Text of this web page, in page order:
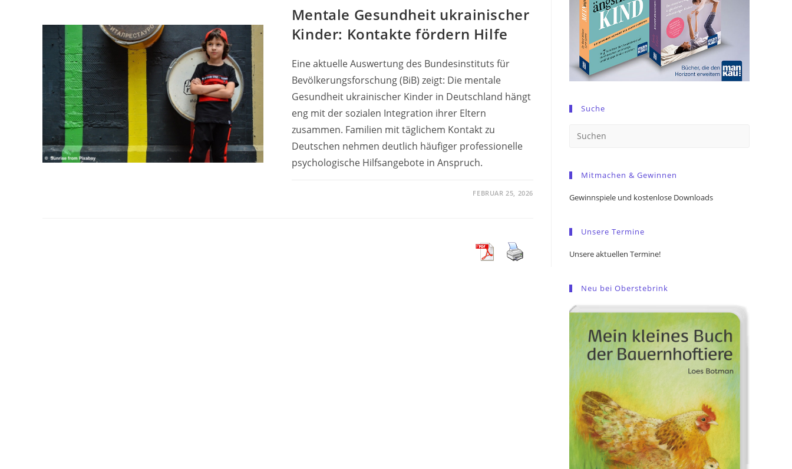
Mentale Gesundheit ukrainischer
Kinder: Kontakte fördern Hilfe
Eine aktuelle Auswertung des Bundesinstituts für
Bevölkerungsforschung (BiB) zeigt: Die mentale
Gesundheit ukrainischer Kinder in Deutschland hängt
eng mit der sozialen Integration ihrer Eltern
zusammen. Familien mit täglichem Kontakt zu
Deutschen nehmen deutlich häufiger professionelle
psychologische Hilfsangebote in Anspruch.
FEBRUAR 25, 2026
Suche
Mitmachen & Gewinnen
Gewinnspiele und kostenlose Downloads
Unsere Termine
Unsere aktuellen Termine!
Neu bei Oberstebrink